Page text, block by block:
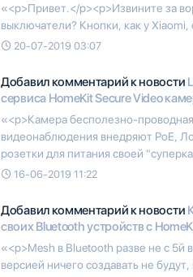
«<p>Привет.</p><p>Извините за
выключатели? Кнопки, как у
20-07-2019 03:07
Добавил комментарий к новости
сервиса HomeKit Secure Video
«<p>Камера бесполезно-
видеонаблюдения внедряют PoE,
розетки для питания своей
16-06-2019 11:22
Добавил комментарий к новости
своих Bluetooth устройств с
«<p>Mesh в Bluetooth разве не с 5й
версией ничего создавать не